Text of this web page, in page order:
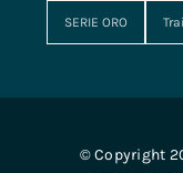
SERIE ORO
© Copyright